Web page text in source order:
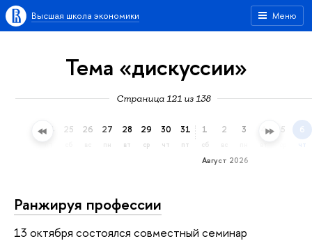
Меню
Высшая школа экономики
Тема «дискуссии»
Страница 121 из 138
24 25 26 27
пн
28
вт
29
ср
30
чт
31
пт
Август 2026
1
сб
2 3 4 5 6
чт
Ранжируя профессии
13 октября состоялся совместный семинар